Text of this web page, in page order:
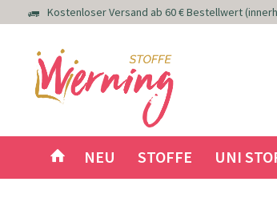
Kostenloser Versand ab 60 € Bestellwert
NEU STOFFE UNI